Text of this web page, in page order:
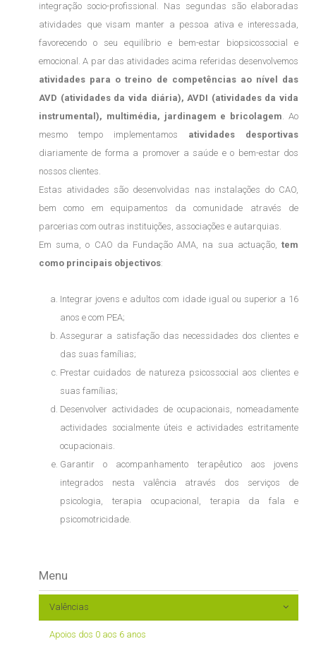
integração socio-profissional. Nas segundas são elaboradas
atividades que visam manter a pessoa ativa e interessada,
favorecendo o seu equilíbrio e bem-estar biopsicossocial e
emocional. A par das atividades acima referidas desenvolvemos
atividades para o treino de competências ao nível das
AVD (atividades da vida diária), AVDI (atividades da vida
instrumental), multimédia, jardinagem e bricolagem. Ao
mesmo tempo implementamos atividades desportivas
diariamente de forma a promover a saúde e o bem-estar dos
nossos clientes.
Estas atividades são desenvolvidas nas instalações do CAO,
bem como em equipamentos da comunidade através de
parcerias com outras instituições, associações e autarquias.
Em suma, o CAO da Fundação AMA, na sua actuação, tem
como principais objectivos:
Integrar jovens e adultos com idade igual ou superior a 16
anos e com PEA;
Assegurar a satisfação das necessidades dos clientes e
das suas famílias;
Prestar cuidados de natureza psicossocial aos clientes e
suas famílias;
Desenvolver actividades de ocupacionais, nomeadamente
actividades socialmente úteis e actividades estritamente
ocupacionais.
Garantir o acompanhamento terapêutico aos jovens
integrados nesta valência através dos serviços de
psicologia, terapia ocupacional, terapia da fala e
psicomotricidade.
Menu
Valências
Apoios dos 0 aos 6 anos